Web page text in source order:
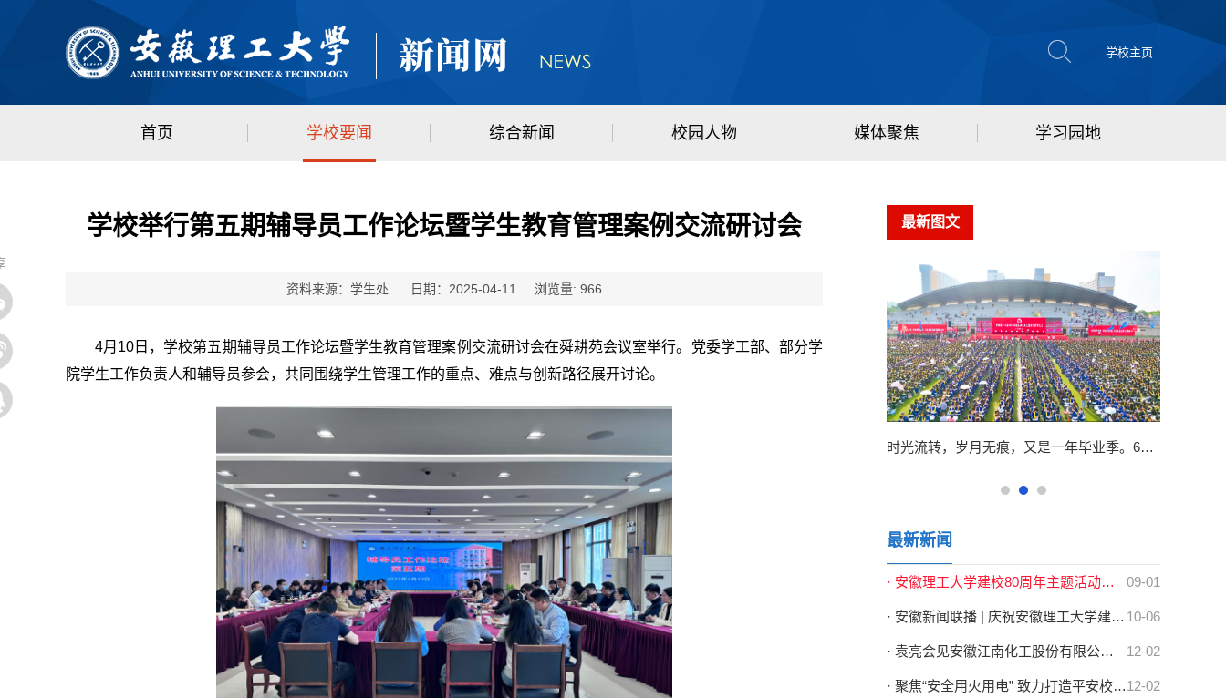
学校主页
首页 学校要闻 综合新闻 校园人物 媒体聚焦 学习园地
学校举行第五期辅导员工作论坛暨学生教育管理案例交流研讨会
资料来源：学生处 日期：2025-04-11 浏览量: 966
4月10日，学校第五期辅导员工作论坛暨学生教育管理案例交流研讨会在舜耕苑会议室举行。党委学工部、部分学
院学生工作负责人和辅导员参会，共同围绕学生管理工作的重点、难点与创新路径展开讨论。
最新图文
时光流转，岁月无痕，又是一年毕业季。6月14日上午，学校在至诚体育场隆重举行2024届学生毕业典礼暨学位授予仪式，共同见证7050名本科生、1711名研究生、12名留学生圆满完成学业，共启新程，逐梦远航。中共淮南市委副书记、淮南市人民政府市长张志强，校党委书记郭永存，党委副书记、校长袁亮院士，党委副书记、常务副校长余玉刚，党委常委、副校长宫能平、董雨、鲁超，党委常委、纪委书记、监察专员王献余，党委常委、副校长王...
最新新闻
09-01
· 安徽理工大学建校80周年主题活动集锦
10-06
· 安徽新闻联播 | 庆祝安徽理工大学建校80周年高质量发展大会召开 梁言顺...
12-02
· 袁亮会见安徽江南化工股份有限公司总裁、党委副书记代五四一行
12-02
· 聚焦“安全用火用电” 致力打造平安校园 | 学校开展消防安全宣传月系列...